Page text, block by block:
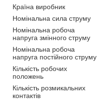
Країна виробник
Номінальна сила струму
Номінальна робоча
напруга змінного струму
Номінальна робоча
напруга постійного струму
Кількість робочих
положень
Кількість розмикальних
контактів